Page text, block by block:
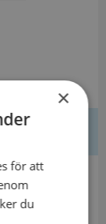
×
för att
du